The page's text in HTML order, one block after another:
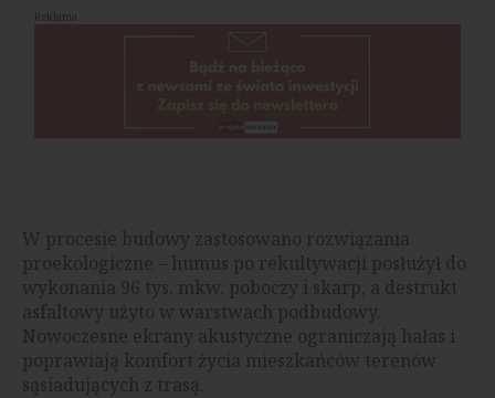
Reklama
W procesie budowy zastosowano rozwiązania
proekologiczne – humus po rekultywacji posłużył do
wykonania 96 tys. mkw. poboczy i skarp, a destrukt
asfaltowy użyto w warstwach podbudowy.
Nowoczesne ekrany akustyczne ograniczają hałas i
poprawiają komfort życia mieszkańców terenów
sąsiadujących z trasą.